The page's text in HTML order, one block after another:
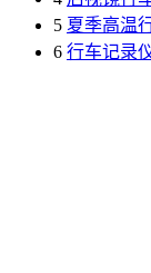
5 夏季高温
6 行车记录